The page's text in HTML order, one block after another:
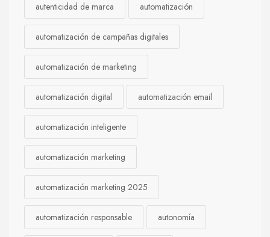
autenticidad de marca automatización
automatización de campañas digitales
automatización de marketing
automatización digital automatización email
automatización inteligente
automatización marketing
automatización marketing 2025
automatización responsable autonomía